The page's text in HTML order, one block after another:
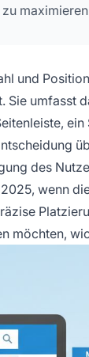
und
Sie umfasst
des
wenn
möchten,